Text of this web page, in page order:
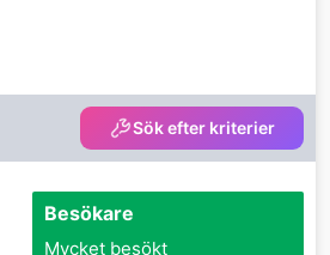
Sök efter kriterier
Besökare
Mycket besökt